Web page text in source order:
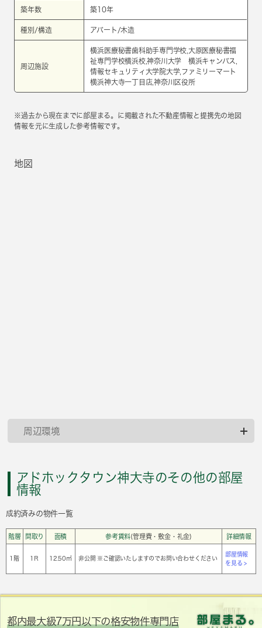
築年数 築10年
種別/構造 アパート/木造
周辺施設
横浜医療秘書歯科助手専門学校,大原医療秘書福
祉専門学校横浜校,神奈川大学 横浜キャンパス,
情報セキュリティ大学院大学,ファミリーマート
横浜神大寺一丁目店,神奈川区役所
※過去から現在までに部屋まる。に掲載された不動産情報と提携先の地図
情報を元に生成した参考情報です。
地図
周辺環境
アドホックタウン神大寺のその他の部屋
情報
成約済みの物件一覧
階層 間取り 面積 参考賃料(管理費・敷金・礼金) 詳細情報
1階 1Ｒ 12.50㎡ 非公開 ※ご確認いたしますのでお問い合わせください
部屋情報
を見る >
都内最大級7万円以下の格安物件専門店